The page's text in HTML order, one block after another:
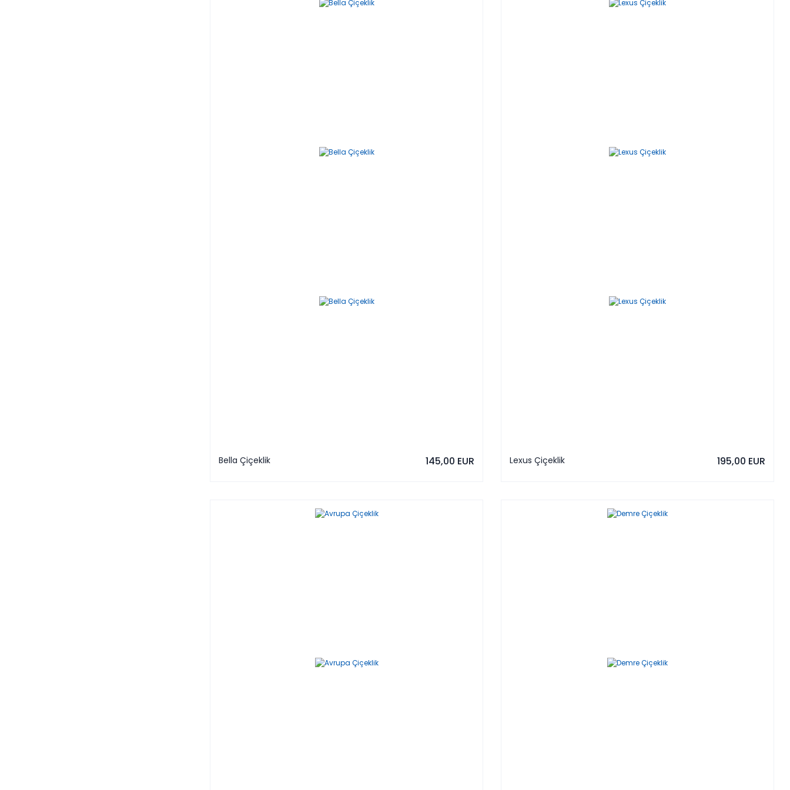
Bella Çiçeklik 145,00 EUR Lexus Çiçeklik 195,00 EUR